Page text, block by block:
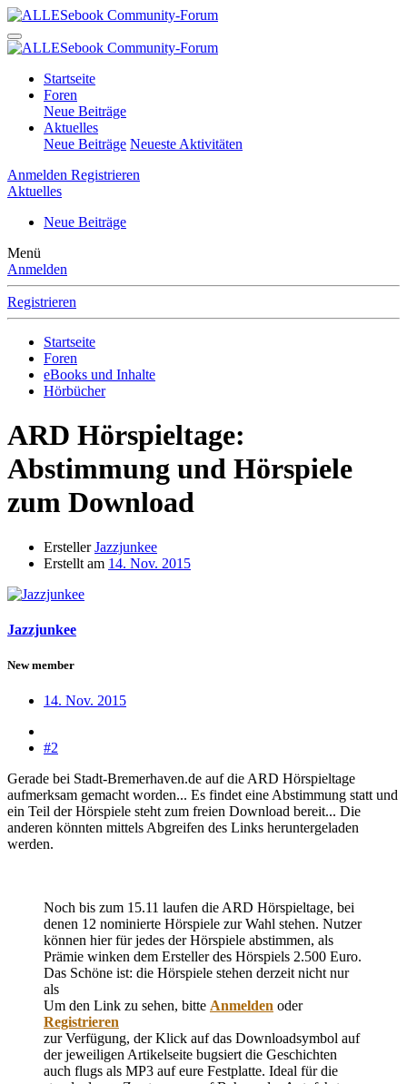
Startseite
Foren
Neue Beiträge
Aktuelles
Neue Beiträge Neueste Aktivitäten
Anmelden Registrieren
Aktuelles
Neue Beiträge
Menü
Anmelden
Registrieren
Startseite
Foren
eBooks und Inhalte
Hörbücher
ARD Hörspieltage:
Abstimmung und Hörspiele
zum Download
Ersteller Jazzjunkee
Erstellt am 14. Nov. 2015
Jazzjunkee
New member
14. Nov. 2015
#2
Gerade bei Stadt-Bremerhaven.de auf die ARD Hörspieltage
aufmerksam gemacht worden... Es findet eine Abstimmung statt und
ein Teil der Hörspiele steht zum freien Download bereit... Die
anderen könnten mittels Abgreifen des Links heruntergeladen
werden.
Noch bis zum 15.11 laufen die ARD Hörspieltage, bei
denen 12 nominierte Hörspiele zur Wahl stehen. Nutzer
können hier für jedes der Hörspiele abstimmen, als
Prämie winken dem Ersteller des Hörspiels 2.500 Euro.
Das Schöne ist: die Hörspiele stehen derzeit nicht nur
als
Um den Link zu sehen, bitte Anmelden oder
Registrieren
zur Verfügung, der Klick auf das Downloadsymbol auf
der jeweiligen Artikelseite bugsiert die Geschichten
auch flugs als MP3 auf eure Festplatte. Ideal für die